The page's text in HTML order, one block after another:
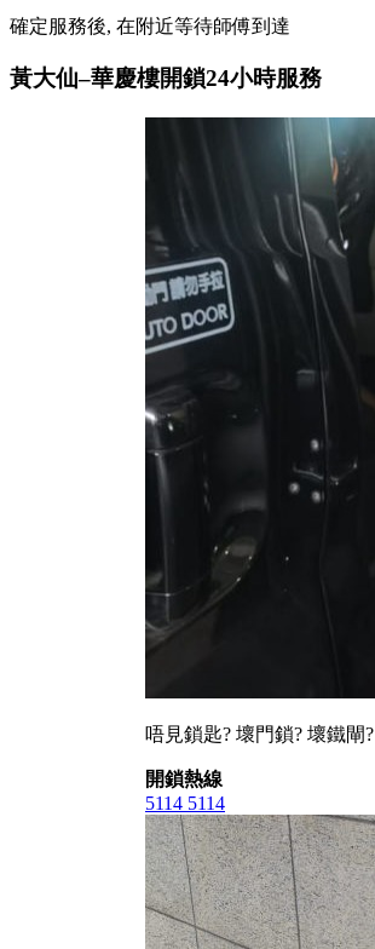
確定服務後, 在附近等待師傅到達
黃大仙–華慶樓開鎖24小時服務
唔見鎖匙? 壞門鎖? 壞鐵閘?
開鎖熱線
5114 5114